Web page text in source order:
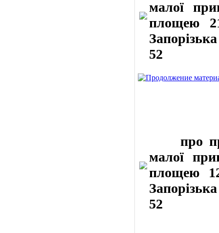
малої
площею
52
про
малої
площею
52